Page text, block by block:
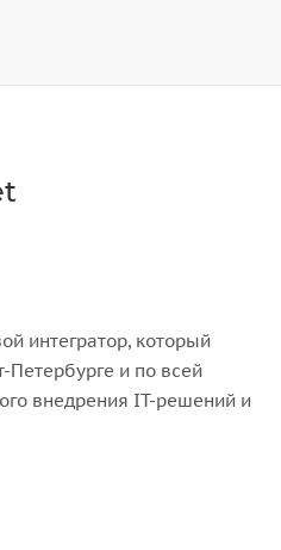
интегратор, который
Петербурге и по всей
внедрения IT-решений и